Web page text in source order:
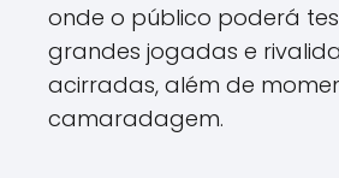
onde o público poderá
grandes jogadas e
acirradas, além de
camaradagem.